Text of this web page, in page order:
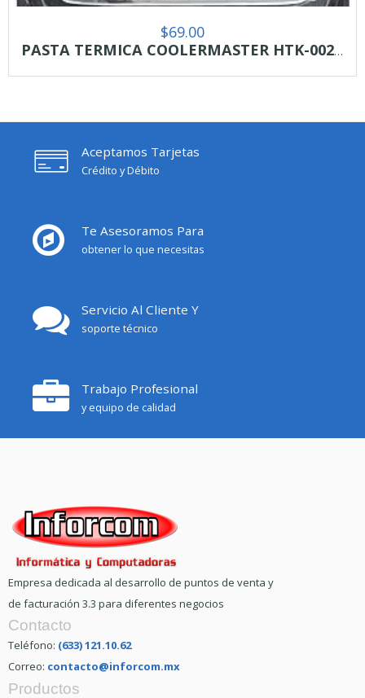
$69.00
PASTA TERMICA COOLERMASTER HTK-002-U1
Aceptamos Tarjetas
Crédito y Débito
Te Asesoramos Para
obtener lo que necesitas
Servicio Al Cliente Y
soporte técnico
Trabajo Profesional
y equipo de calidad
Empresa dedicada al desarrollo de puntos de venta y
de facturación 3.3 para diferentes negocios
Contacto
Teléfono: (633) 121.10.62
Correo: contacto@inforcom.mx
Productos